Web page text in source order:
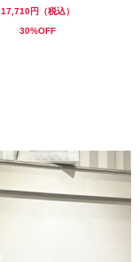
17,710円（税込）
30%OFF